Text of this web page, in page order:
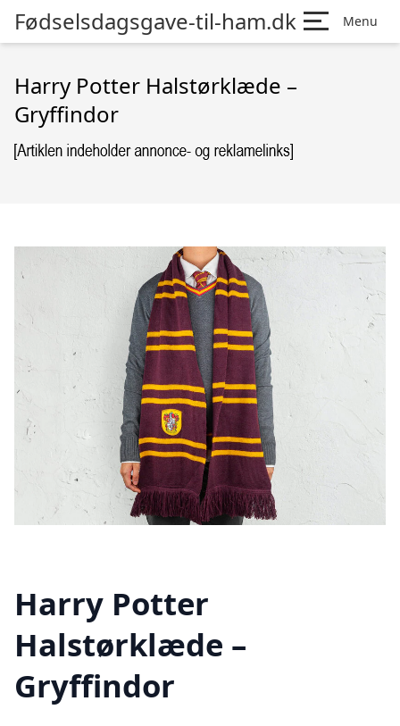
Fødselsdagsgave-til-ham.dk Menu
Harry Potter Halstørklæde –
Gryffindor
Harry Potter
Halstørklæde –
Gryffindor